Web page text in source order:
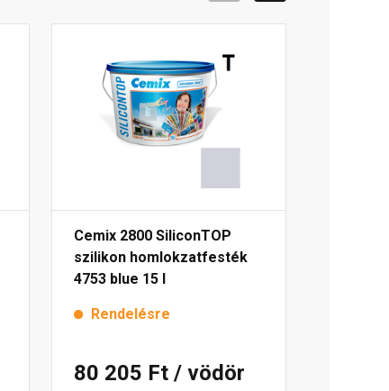
Cemix 2800 SiliconTOP
szilikon homlokzatfesték
4753 blue 15 l
Rendelésre
80 205 Ft / vödör